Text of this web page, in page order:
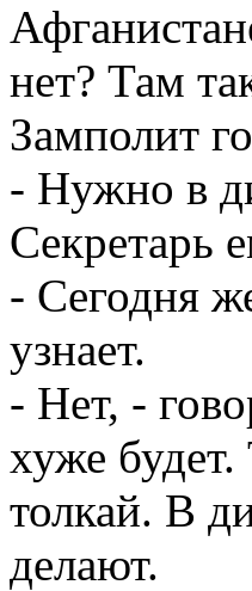
нет? Там
Замполит
- Нужно в
Секретарь
- Сегодня
узнает.
- Нет, -
хуже
толкай. В
делают.